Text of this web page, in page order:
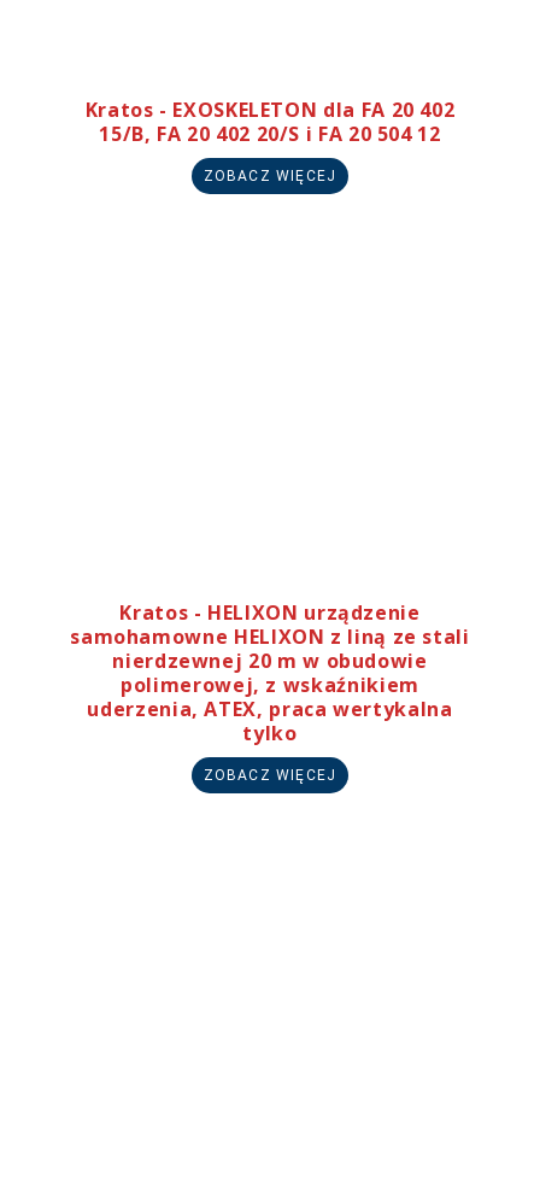
Kratos - EXOSKELETON dla FA 20 402
15/B, FA 20 402 20/S i FA 20 504 12
ZOBACZ WIĘCEJ
Kratos - HELIXON urządzenie
samohamowne HELIXON z liną ze stali
nierdzewnej 20 m w obudowie
polimerowej, z wskaźnikiem
uderzenia, ATEX, praca wertykalna
tylko
ZOBACZ WIĘCEJ